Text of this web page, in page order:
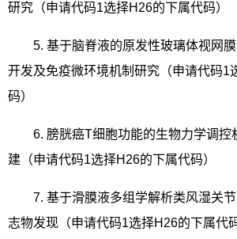
研究（申请代码1选择H26的下属代码）
5. 基于脑脊液的原发性玻璃体视网
开发及免疫微环境机制研究（申请代码1
码）
6. 膀胱癌T细胞功能的生物力学调控
建（申请代码1选择H26的下属代码）
7. 基于滑膜液多组学解析类风湿关
志物发现（申请代码1选择H26的下属代